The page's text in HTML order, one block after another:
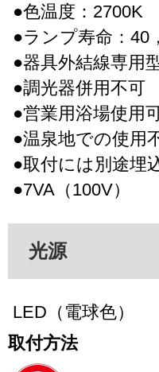
●色温度：2700K
●ランプ寿命：40
●器具外結線専用
●調光器併用不可
●営業用浴場使用
●温泉地での使用
●取付には別途埋
●7VA（100V）
光源
LED（電球色）
取付方法